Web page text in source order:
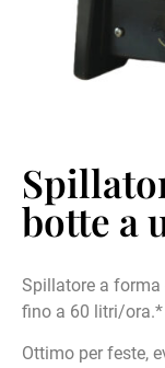
botte a
Spillatore a forma
fino a 60 litri/ora.*
Ottimo per feste,